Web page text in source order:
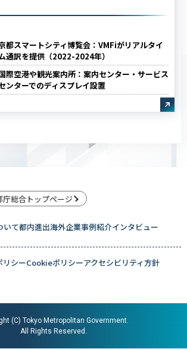
都スマートシティ博覧会：VMFiがリアルタイ
通訳を提供（2022-2024年）
際空港や観光案内所：案内センター・サービス
ンターでのディスプレイ設置
庁総合トップページ
いて都内進出海外企業事例紹介インタビュー
リシーCookieポリシーアクセシビリティ方針
(C) Tokyo Metropolitan Government.
All Rights Reserved.